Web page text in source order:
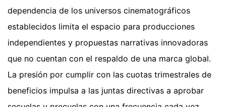
dependencia de los universos cinematográficos
establecidos limita el espacio para producciones
independientes y propuestas narrativas innovadoras
que no cuentan con el respaldo de una marca global.
La presión por cumplir con las cuotas trimestrales de
beneficios impulsa a las juntas directivas a aprobar